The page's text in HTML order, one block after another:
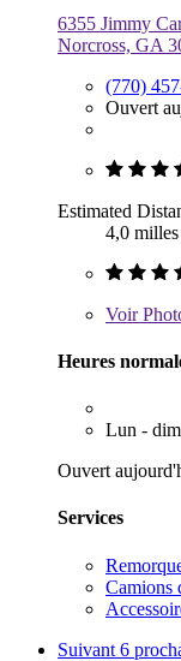
6355 Jimmy
Norcross, GA
(770)
Ouvert
Estimated
4,0 milles
Voir
Heures
Lun -
Ouvert
Services
Camions
Suivant 6